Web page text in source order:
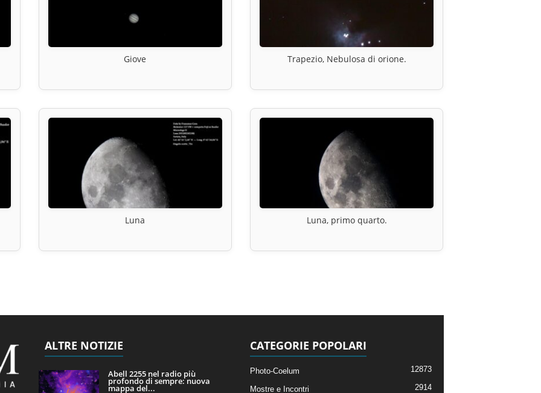
Giove Trapezio, Nebulosa di orione.
Luna Luna, primo quarto.
ALTRE NOTIZIE
Abell 2255 nel radio più
profondo di sempre: nuova
mappa del...
CATEGORIE POPOLARI
Photo-Coelum 12873
Mostre e Incontri 2914